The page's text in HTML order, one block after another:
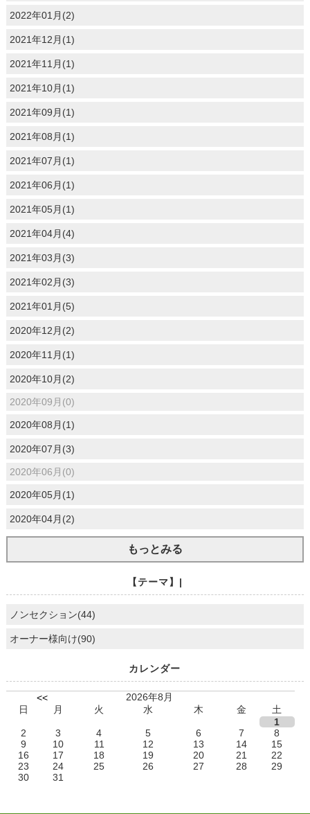
2022年01月(2)
2021年12月(1)
2021年11月(1)
2021年10月(1)
2021年09月(1)
2021年08月(1)
2021年07月(1)
2021年06月(1)
2021年05月(1)
2021年04月(4)
2021年03月(3)
2021年02月(3)
2021年01月(5)
2020年12月(2)
2020年11月(1)
2020年10月(2)
2020年09月(0)
2020年08月(1)
2020年07月(3)
2020年06月(0)
2020年05月(1)
2020年04月(2)
もっとみる
【テーマ】|
ノンセクション(44)
オーナー様向け(90)
カレンダー
<<
2026年8月
日
月 火 水 木 金
土
1
2
3 4 5 6 7
8
9
10 11 12 13 14
15
16
17 18 19 20 21
22
23
24 25 26 27 28
29
30
31